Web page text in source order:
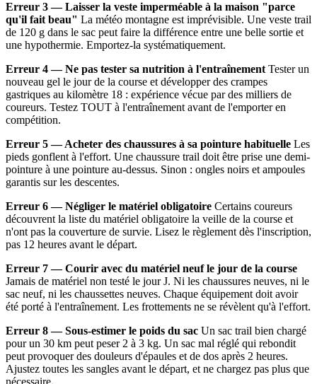
Erreur 3 — Laisser la veste imperméable à la maison "parce
qu'il fait beau" La météo montagne est imprévisible. Une veste trail
de 120 g dans le sac peut faire la différence entre une belle sortie et
une hypothermie. Emportez-la systématiquement.
Erreur 4 — Ne pas tester sa nutrition à l'entraînement Tester un
nouveau gel le jour de la course et développer des crampes
gastriques au kilomètre 18 : expérience vécue par des milliers de
coureurs. Testez TOUT à l'entraînement avant de l'emporter en
compétition.
Erreur 5 — Acheter des chaussures à sa pointure habituelle Les
pieds gonflent à l'effort. Une chaussure trail doit être prise une demi-
pointure à une pointure au-dessus. Sinon : ongles noirs et ampoules
garantis sur les descentes.
Erreur 6 — Négliger le matériel obligatoire Certains coureurs
découvrent la liste du matériel obligatoire la veille de la course et
n'ont pas la couverture de survie. Lisez le règlement dès l'inscription,
pas 12 heures avant le départ.
Erreur 7 — Courir avec du matériel neuf le jour de la course
Jamais de matériel non testé le jour J. Ni les chaussures neuves, ni le
sac neuf, ni les chaussettes neuves. Chaque équipement doit avoir
été porté à l'entraînement. Les frottements ne se révèlent qu'à l'effort.
Erreur 8 — Sous-estimer le poids du sac Un sac trail bien chargé
pour un 30 km peut peser 2 à 3 kg. Un sac mal réglé qui rebondit
peut provoquer des douleurs d'épaules et de dos après 2 heures.
Ajustez toutes les sangles avant le départ, et ne chargez pas plus que